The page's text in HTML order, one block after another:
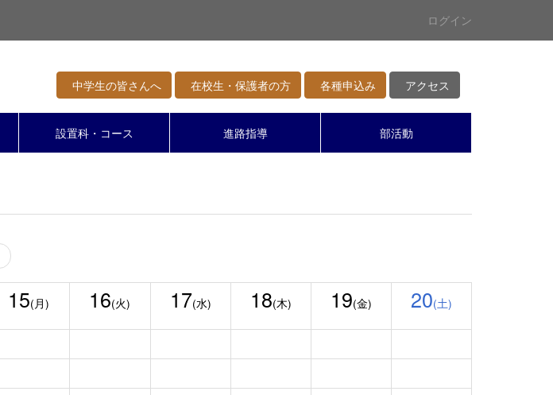
ログイン
中学生の皆さんへ 在校生・保護者の方 各種申込み アクセス
設置科・コース 進路指導 部活動
15(月) 16(火) 17(水) 18(木) 19(金) 20(土)